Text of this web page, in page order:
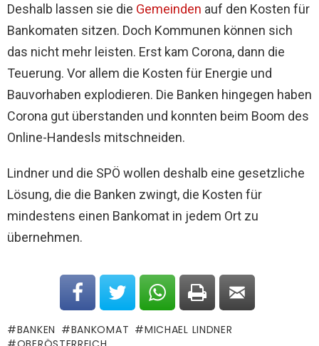
Deshalb lassen sie die Gemeinden auf den Kosten für
Bankomaten sitzen. Doch Kommunen können sich
das nicht mehr leisten. Erst kam Corona, dann die
Teuerung. Vor allem die Kosten für Energie und
Bauvorhaben explodieren. Die Banken hingegen haben
Corona gut überstanden und konnten beim Boom des
Online-Handesls mitschneiden.
Lindner und die SPÖ wollen deshalb eine gesetzliche
Lösung, die die Banken zwingt, die Kosten für
mindestens einen Bankomat in jedem Ort zu
übernehmen.
BANKEN BANKOMAT
MICHAEL LINDNER